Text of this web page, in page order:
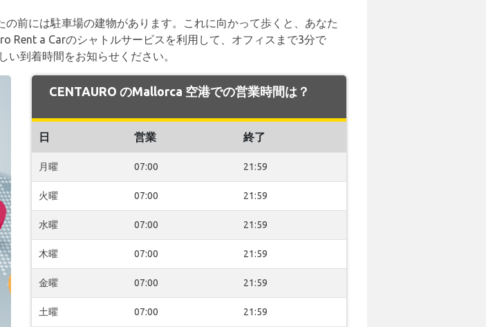
前には駐車場の建物があります。これに向かって歩くと、あなた
Rent a Carのシャトルサービスを利用して、オフィスまで3分で
到着時間をお知らせください。
CENTAURO のMallorca 空港での営業時間は？
日 営業 終了
月曜 07:00 21:59
火曜 07:00 21:59
水曜 07:00 21:59
木曜 07:00 21:59
金曜 07:00 21:59
土曜 07:00 21:59